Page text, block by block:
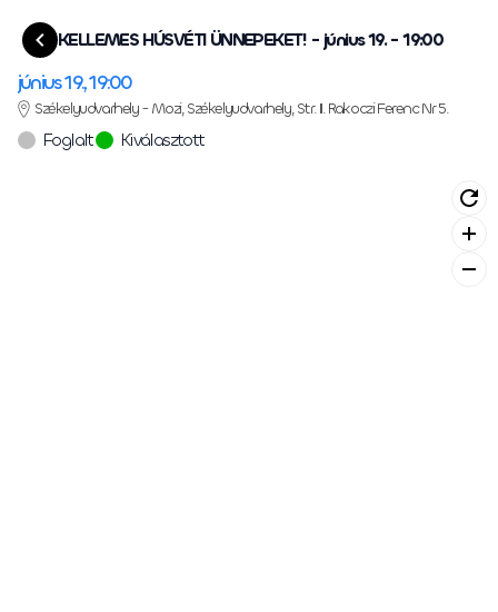
KELLEMES HÚSVÉTI ÜNNEPEKET! - június 19. - 19:00
június 19., 19:00
Székelyudvarhely - Mozi, Székelyudvarhely, Str. II. Rakoczi Ferenc Nr 5.
Foglalt Kiválasztott